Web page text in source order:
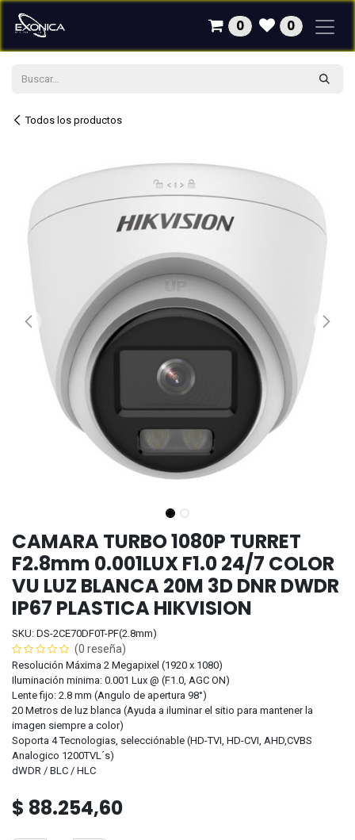
Ir al contenido
0 0
Todos los productos
CAMARA TURBO 1080P TURRET
F2.8mm 0.001LUX F1.0 24/7 COLOR
VU LUZ BLANCA 20M 3D DNR DWDR
IP67 PLASTICA HIKVISION
SKU: DS-2CE70DF0T-PF(2.8mm)
(0 reseña)
Resolución Máxima 2 Megapixel (1920 x 1080)
Iluminación minima: 0.001 Lux @ (F1.0, AGC ON)
Lente fijo: 2.8 mm (Angulo de apertura 98°)
20 Metros de luz blanca (Ayuda a iluminar el sitio para mantener la
imagen siempre a color)
Soporta 4 Tecnologias, selecciónable (HD-TVI, HD-CVI, AHD,CVBS
Analogico 1200TVL´s)
dWDR / BLC / HLC
$ 88.254,60